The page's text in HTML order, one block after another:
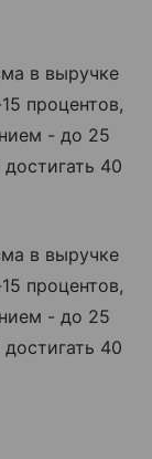
в выручке
процентов,
- до 25
40
в выручке
процентов,
- до 25
40